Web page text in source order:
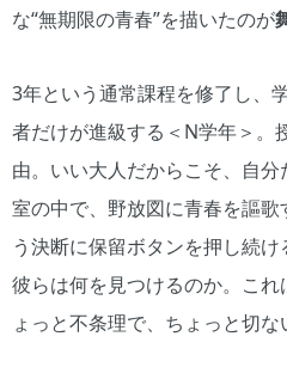
な“無期限の青春”を描いたのが
3年という通常課程を修了し、
者だけが進級する＜N学年＞。
由。いい大人だからこそ、自
室の中で、野放図に青春を謳
う決断に保留ボタンを押し続け
彼らは何を見つけるのか。こ
ょっと不条理で、ちょっと切な